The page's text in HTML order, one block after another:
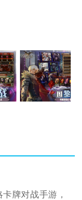
牌对战手游，